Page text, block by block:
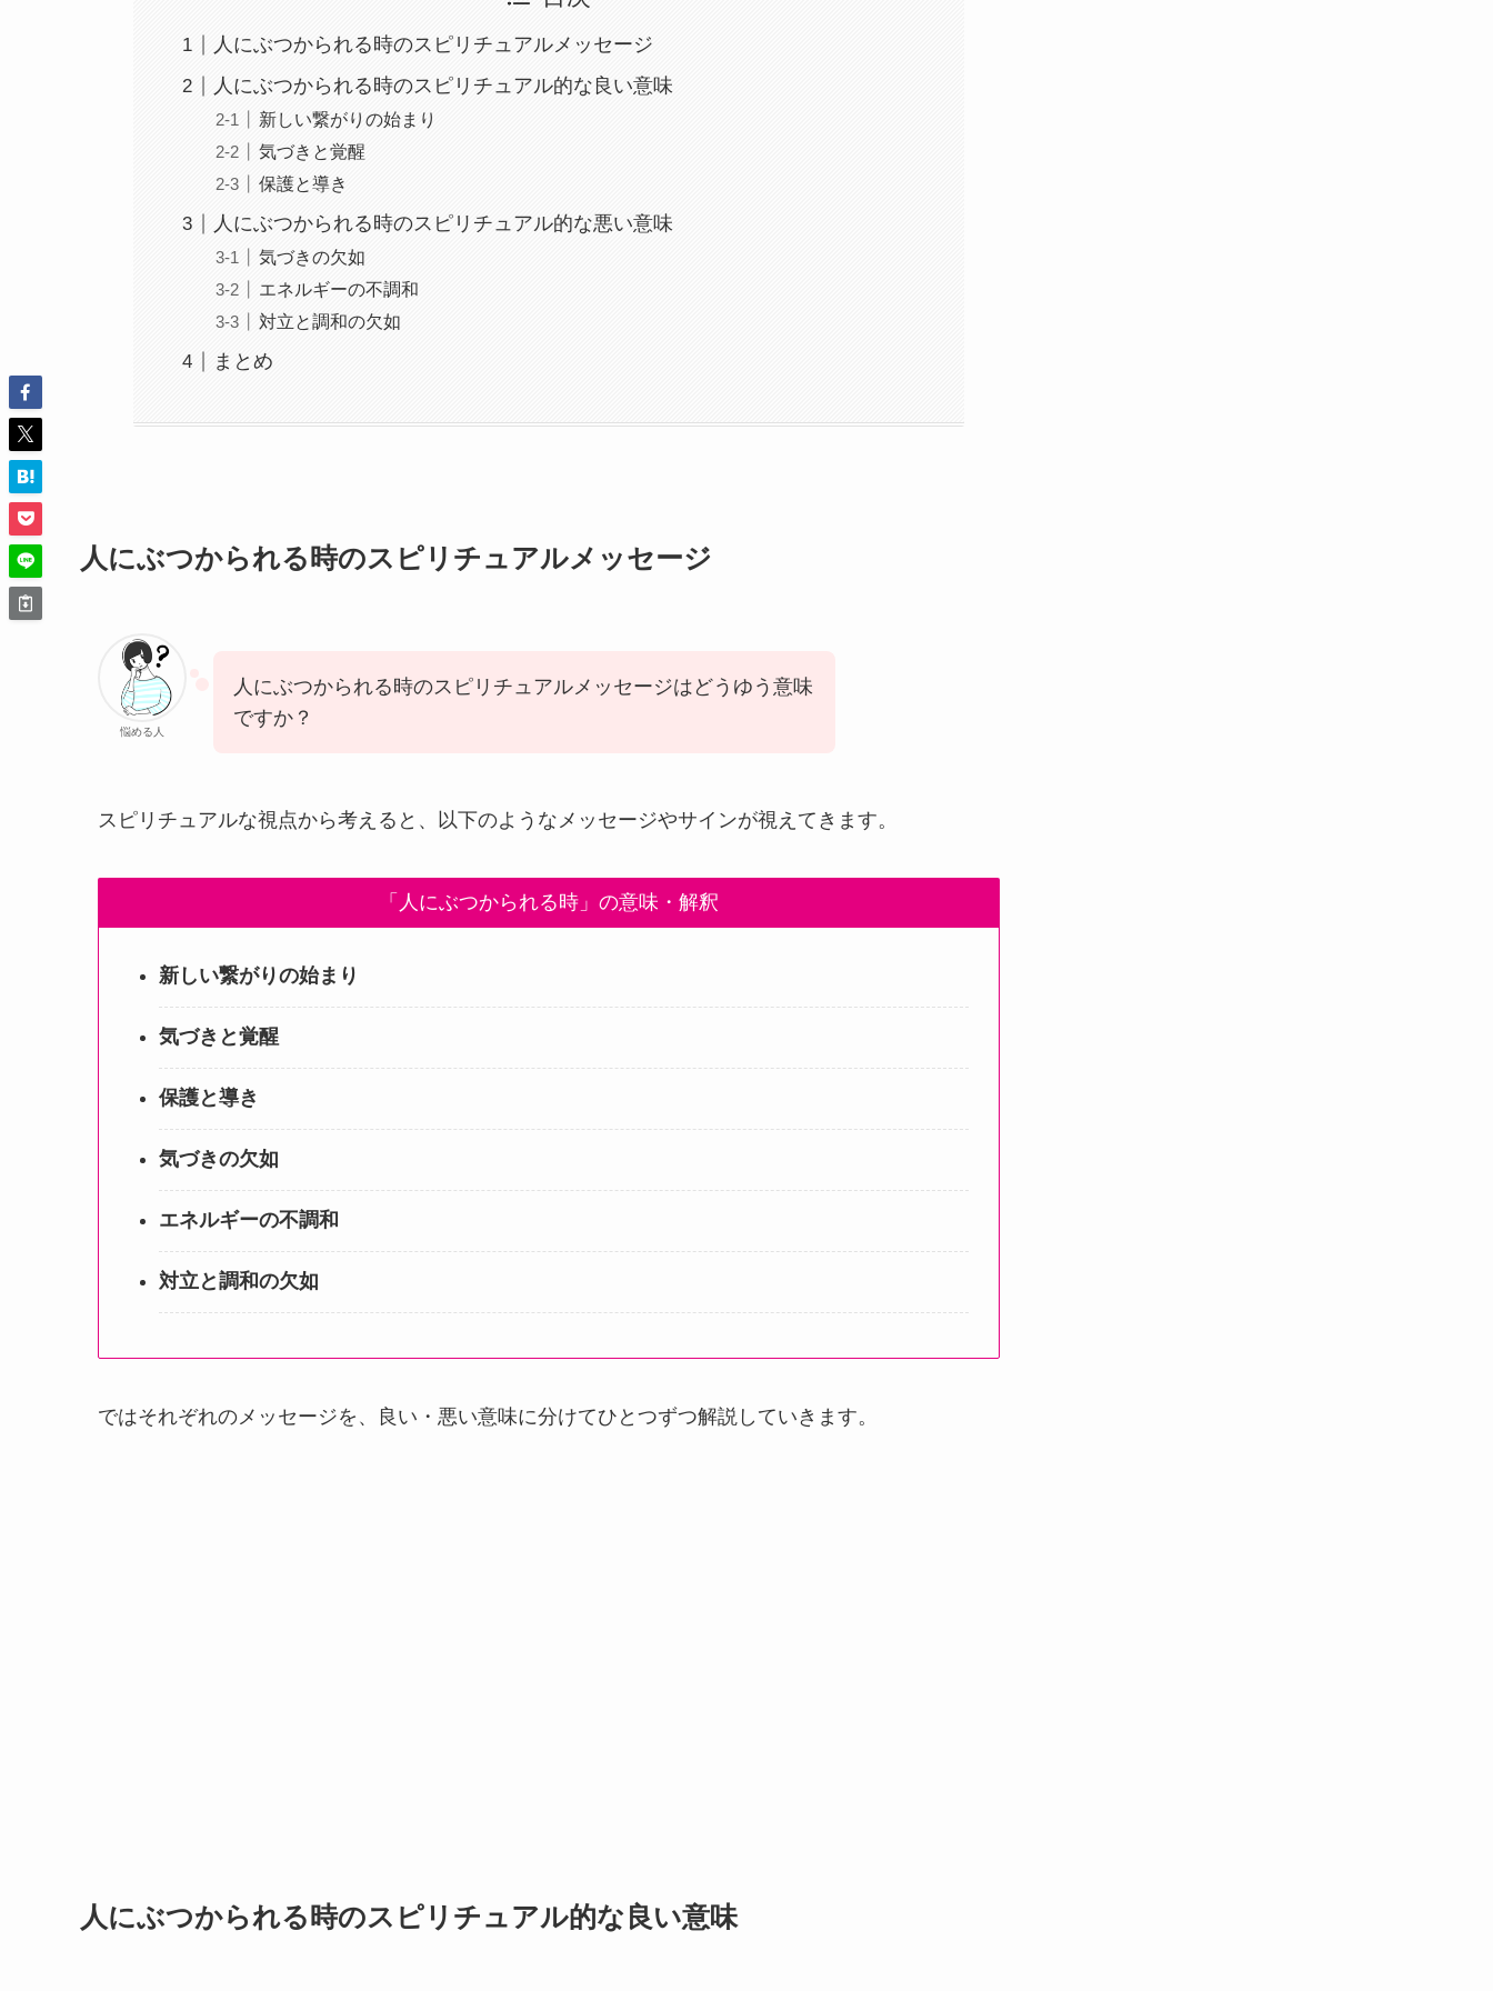
人にぶつかられる時のスピリチュアルメッセージ
人にぶつかられる時のスピリチュアル的な良い意味
新しい繋がりの始まり
気づきと覚醒
保護と導き
人にぶつかられる時のスピリチュアル的な悪い意味
気づきの欠如
エネルギーの不調和
対立と調和の欠如
まとめ
人にぶつかられる時のスピリチュアルメッセージ
悩める人
人にぶつかられる時のスピリチュアルメッセージはどうゆう意味
ですか？
スピリチュアルな視点から考えると、以下のようなメッセージやサインが視えてきます。
「人にぶつかられる時」の意味・解釈
新しい繋がりの始まり
気づきと覚醒
保護と導き
気づきの欠如
エネルギーの不調和
対立と調和の欠如
ではそれぞれのメッセージを、良い・悪い意味に分けてひとつずつ解説していきます。
人にぶつかられる時のスピリチュアル的な良い意味